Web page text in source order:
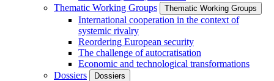
Thematic Working Groups
Thematic Working Groups
International cooperation in the context of
systemic rivalry
Reordering European security
The challenge of autocratisation
Economic and technological transformations
Dossiers
Dossiers